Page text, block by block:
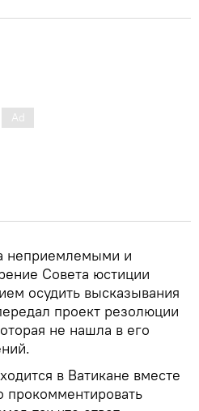
неприемлемыми и
Совета юстиции
осудить высказывания
проект резолюции
не нашла в его
в Ватикане вместе
прокомментировать